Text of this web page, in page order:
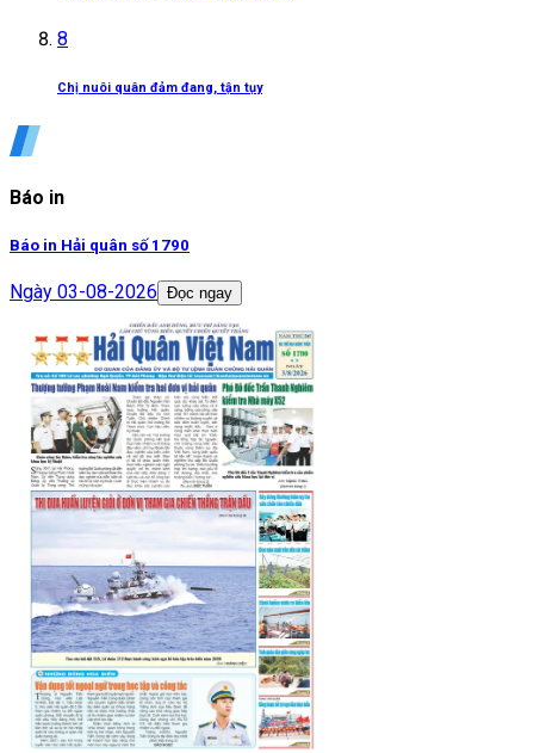
8
Chị nuôi quân đảm đang, tận tụy
Báo in
Báo in Hải quân số 1790
Ngày 03-08-2026 Đọc ngay